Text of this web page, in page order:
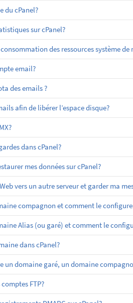
du cPanel?
sur cPanel?
des ressources système de
email?
des emails ?
afin de libérer l’espace disque?
dans cPanel?
mes données sur cPanel?
vers un autre serveur et garder ma
compagnon et comment le
Alias (ou garé) et comment le
dans cPanel?
un domaine garé, un domaine
FTP?